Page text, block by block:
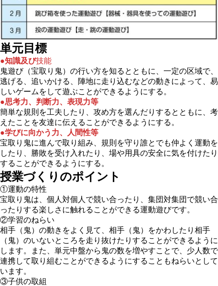
単元目標
●知識及び技能
鬼遊び（宝取り鬼）の行い方を知るとともに、一定の区域で、
逃げる、追いかける、陣地に走り込むなどの動きによって、易
しいゲームをして遊ぶことができるようにする。
●思考力、判断力、表現力等
簡単な規則を工夫したり、攻め方を選んだりするとともに、考
えたことを友達に伝えることができるようにする。
●学びに向かう力、人間性等
宝取り鬼に進んで取り組み、規則を守り誰とでも仲よく運動を
したり、勝敗を受け入れたり、場や用具の安全に気を付けたり
することができるようにする。
授業づくりのポイント
①運動の特性
宝取り鬼は、個人対個人で競い合ったり、集団対集団で競い合
ったりする楽しさに触れることができる運動遊びです。
②学習のねらい
相手（鬼）の動きをよく見て、相手（鬼）をかわしたり相手
（鬼）のいないところを走り抜けたりすることができるように
します。また、単元中盤から鬼の数を増やすことで、少人数で
連携して取り組むことができるようにすることもねらいとして
います。
③子供の取組